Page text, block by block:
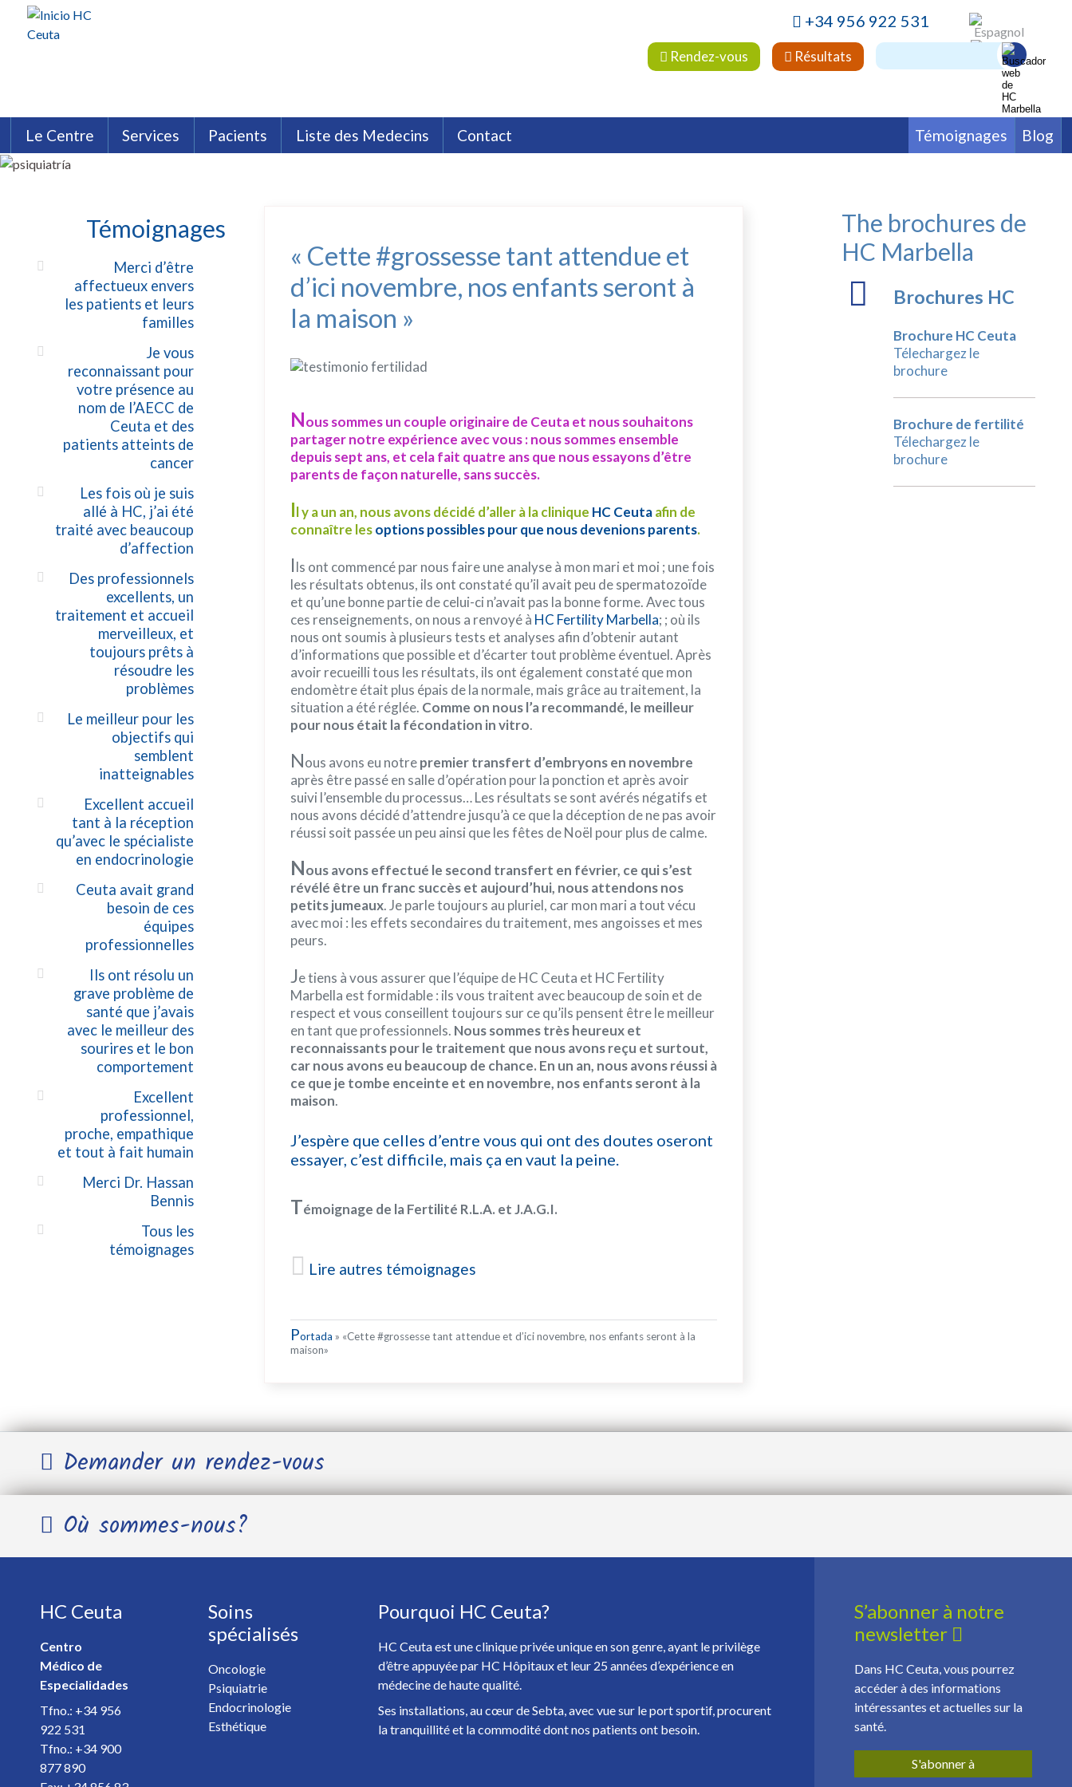
+34 956 922 531
Résultats
Rendez-vous
Le Centre Services Pacients Liste des Medecins Contact Blog
Témoignages
Témoignages
Merci d’être
affectueux envers
les patients et leurs
familles
Je vous
reconnaissant pour
votre présence au
nom de l’AECC de
Ceuta et des
patients atteints de
cancer
Les fois où je suis
allé à HC, j’ai été
traité avec beaucoup
d’affection
Des professionnels
excellents, un
traitement et accueil
merveilleux, et
toujours prêts à
résoudre les
problèmes
Le meilleur pour les
objectifs qui
semblent
inatteignables
Excellent accueil
tant à la réception
qu’avec le spécialiste
en endocrinologie
Ceuta avait grand
besoin de ces
équipes
professionnelles
Ils ont résolu un
grave problème de
santé que j’avais
avec le meilleur des
sourires et le bon
comportement
Excellent
professionnel,
proche, empathique
et tout à fait humain
Merci Dr. Hassan
Bennis
Tous les
témoignages
« Cette #grossesse tant attendue et
d’ici novembre, nos enfants seront à
la maison »
Nous sommes un couple originaire de Ceuta et nous souhaitons
partager notre expérience avec vous : nous sommes ensemble
depuis sept ans, et cela fait quatre ans que nous essayons d’être
parents de façon naturelle, sans succès.
Il y a un an, nous avons décidé d’aller à la clinique HC Ceutaafin de
connaître lesoptions possibles pour que nous devenions parents.
Ils ont commencé par nous faire une analyse à mon mari et moi ; une fois
les résultats obtenus, ils ont constaté qu’il avait peu de spermatozoïde
et qu’une bonne partie de celui-ci n’avait pas la bonne forme. Avec tous
ces renseignements, on nous a renvoyé à HC Fertility Marbella; ; où ils
nous ont soumis à plusieurs tests et analyses afin d’obtenir autant
d’informations que possible et d’écarter tout problème éventuel. Après
avoir recueilli tous les résultats, ils ont également constaté que mon
endomètre était plus épais de la normale, mais grâce au traitement, la
situation a été réglée. Comme on nous l’a recommandé, le meilleur
pour nous était la fécondation in vitro.
Nous avons eu notrepremier transfert d’embryons en novembre
après être passé en salle d’opération pour la ponction et après avoir
suivi l’ensemble du processus… Les résultats se sont avérés négatifs et
nous avons décidé d’attendre jusqu’à ce que la déception de ne pas avoir
réussi soit passée un peu ainsi que les fêtes de Noël pour plus de calme.
Nous avons effectué le second transfert en février, ce qui s’est
révélé être un franc succès et aujourd’hui, nous attendons nos
petits jumeaux. Je parle toujours au pluriel, car mon mari a tout vécu
avec moi : les effets secondaires du traitement, mes angoisses et mes
peurs.
Je tiens à vous assurer que l’équipe de HC Ceuta et HC Fertility
Marbella est formidable : ils vous traitent avec beaucoup de soin et de
respect et vous conseillent toujours sur ce qu’ils pensent être le meilleur
en tant que professionnels. Nous sommes très heureux et
reconnaissants pour le traitement que nous avons reçu et surtout,
car nous avons eu beaucoup de chance. En un an, nous avons réussi à
ce que je tombe enceinte et en novembre, nos enfants seront à la
maison.
J’espère que celles d’entre vous qui ont des doutes oseront
essayer, c’est difficile, mais ça en vaut la peine.
Témoignage de la Fertilité R.L.A. et J.A.G.I.
Lire autres témoignages
Portada » «Cette #grossesse tant attendue et d’ici novembre, nos enfants seront à la
maison»
The brochures de
HC Marbella
Brochures HC
Brochure HC Ceuta
Télechargez le
brochure
Brochure de fertilité
Télechargez le
brochure
Demander un rendez-vous
Télephone *
E-mail *
Spécialiste *
Où sommes-nous?
HC Ceuta
Centro
Médico de
Especialidades
Tfno.: +34 956
922 531
Tfno.: +34 900
877 890
Soins
spécialisés
Oncologie
Psiquiatrie
Endocrinologie
Esthétique
Pourquoi HC Ceuta?
HC Ceuta est une clinique privée unique en son genre, ayant le privilège
d’être appuyée par HC Hôpitaux et leur 25 années d’expérience en
médecine de haute qualité.
Ses installations, au cœur de Sebta, avec vue sur le port sportif, procurent
la tranquillité et la commodité dont nos patients ont besoin.
S’abonner à notre
newsletter
Dans HC Ceuta, vous pourrez
accéder à des informations
intéressantes et actuelles sur la
santé.
S'abonner à